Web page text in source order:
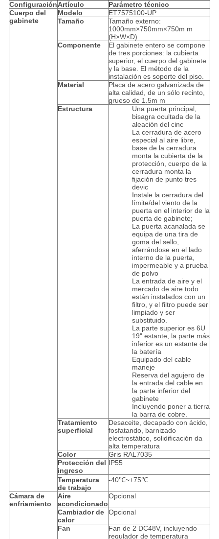
ConfiguraciónArtículo
Parámetro técnico
Cuerpo del
gabinete
Modelo
ET7575100-UP
Tamaño
Tamaño externo:
1000mm×750mm×750m m
(H×W×D)
Componente
El gabinete entero se compone
de tres porciones: la cubierta
superior, el cuerpo del gabinete
y la base. El método de la
instalación es soporte del piso.
Material
Placa de acero galvanizada de
alta calidad, de un sólo recinto,
grueso de 1.5m m
Estructura
Una puerta principal,
bisagra ocultada de la
aleación del cinc
La cerradura de acero
especial al aire libre,
base de la cerradura
monta la cubierta de la
protección, cuerpo de la
cerradura monta la
fijación de punto tres
devic
Instale la cerradura del
límite/del viento de la
puerta en el interior de la
puerta de gabinete;
La puerta acanalada se
equipa de una tira de
goma del sello,
aferrándose en el lado
interno de la puerta,
impermeable y a prueba
de polvo
La entrada de aire y el
mercado de aire todo
están instalados con un
filtro, y el filtro puede ser
limpiado y ser
substituido.
La parte superior es 6U
19" estante, la parte más
inferior es un estante de
la batería
Equipado del cable
maneje
Reserva del agujero de
la entrada del cable en
la parte inferior del
gabinete
Incluyendo poner a tierra
la barra de cobre.
Tratamiento
superficial
Desaceite, decapado con ácido,
fosfatando, barnizado
electrostático, solidificación da
alta temperatura
Color
Gris RAL7035
Protección del
ingreso
IP55
Temperatura
de trabajo
-40℃~+75℃
Cámara de
enfriamiento
Aire
acondicionado
Opcional
Cambiador de
calor
Opcional
Fan
Fan de 2 DC48V, incluyendo
regulador de temperatura